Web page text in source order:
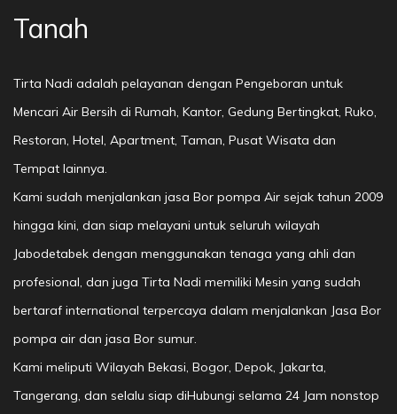
Tanah
Tirta Nadi adalah pelayanan dengan Pengeboran untuk
Mencari Air Bersih di Rumah, Kantor, Gedung Bertingkat, Ruko,
Restoran, Hotel, Apartment, Taman, Pusat Wisata dan
Tempat lainnya.
Kami sudah menjalankan jasa Bor pompa Air sejak tahun 2009
hingga kini, dan siap melayani untuk seluruh wilayah
Jabodetabek dengan menggunakan tenaga yang ahli dan
profesional, dan juga Tirta Nadi memiliki Mesin yang sudah
bertaraf international terpercaya dalam menjalankan Jasa Bor
pompa air dan jasa Bor sumur.
Kami meliputi Wilayah Bekasi, Bogor, Depok, Jakarta,
Tangerang, dan selalu siap diHubungi selama 24 Jam nonstop